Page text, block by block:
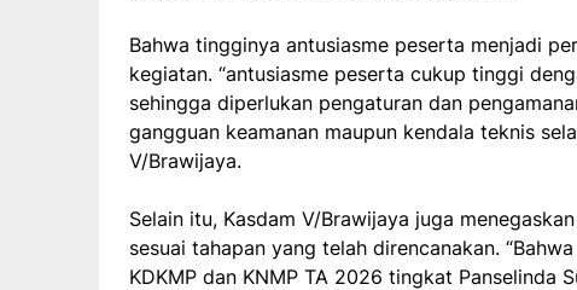
Bahwa tingginya antusiasme peserta menjadi
kegiatan. “antusiasme peserta cukup tinggi
sehingga diperlukan pengaturan dan
gangguan keamanan maupun kendala teknis
V/Brawijaya.
Selain itu, Kasdam V/Brawijaya juga
sesuai tahapan yang telah direncanakan.
KDKMP dan KNMP TA 2026 tingkat Panselinda